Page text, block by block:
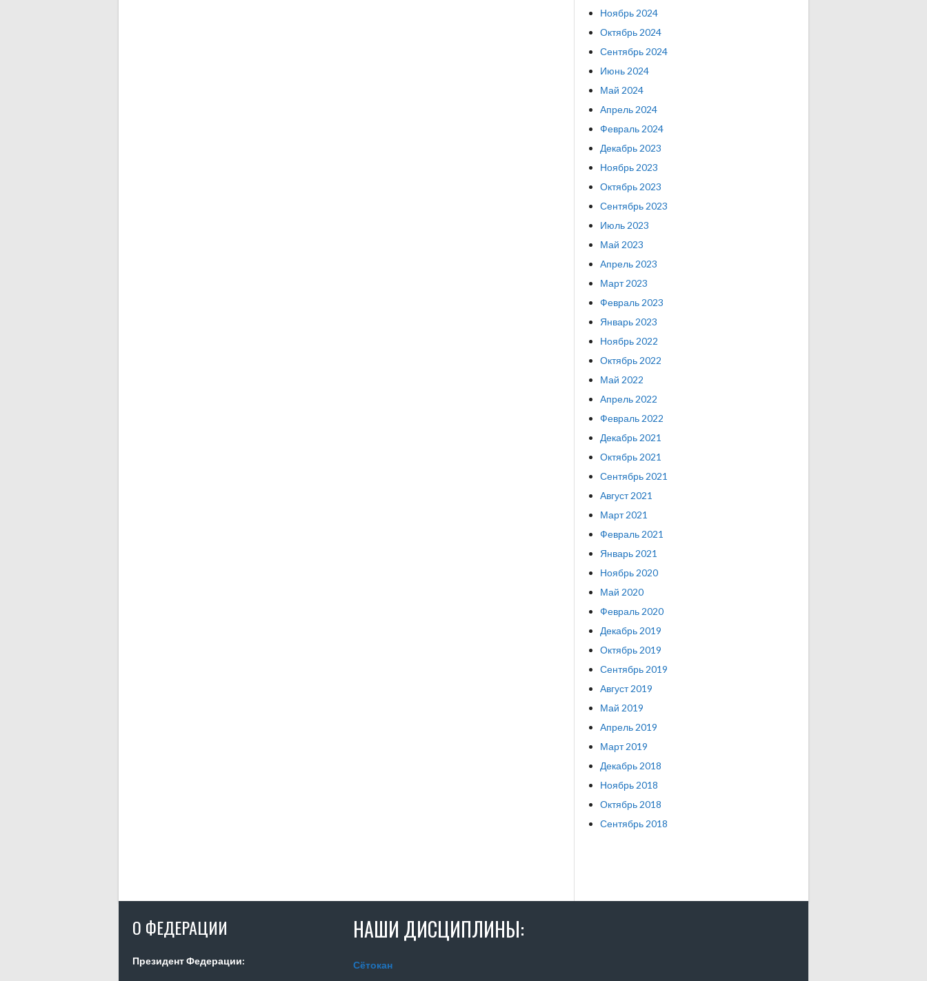
Ноябрь 2024
Октябрь 2024
Сентябрь 2024
Июнь 2024
Май 2024
Апрель 2024
Февраль 2024
Декабрь 2023
Ноябрь 2023
Октябрь 2023
Сентябрь 2023
Июль 2023
Май 2023
Апрель 2023
Март 2023
Февраль 2023
Январь 2023
Ноябрь 2022
Октябрь 2022
Май 2022
Апрель 2022
Февраль 2022
Декабрь 2021
Октябрь 2021
Сентябрь 2021
Август 2021
Март 2021
Февраль 2021
Январь 2021
Ноябрь 2020
Май 2020
Февраль 2020
Декабрь 2019
Октябрь 2019
Сентябрь 2019
Август 2019
Май 2019
Апрель 2019
Март 2019
Декабрь 2018
Ноябрь 2018
Октябрь 2018
Сентябрь 2018
О ФЕДЕРАЦИИ
Президент Федерации:
НАШИ ДИСЦИПЛИНЫ:
Сётокан